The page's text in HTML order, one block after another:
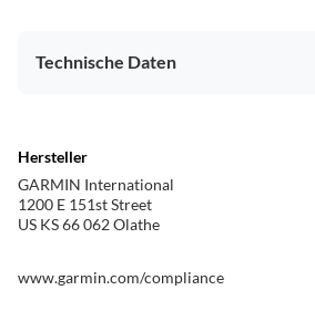
Technische Daten
Hersteller
GARMIN International
1200 E 151st Street
US KS 66 062 Olathe
www.garmin.com/compliance